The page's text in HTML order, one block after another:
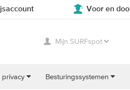
Voor en
Mijn SURFspot
privacy Besturingssystemen